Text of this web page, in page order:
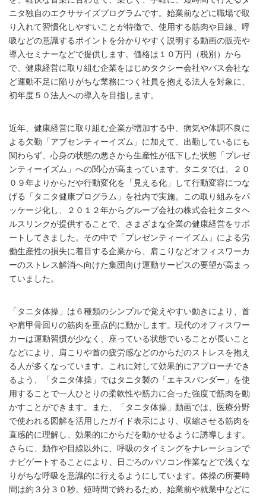
ニタ独自のエクササイズプログラムです。始業前などに職場で取
り入れて習慣化しやすいことが特徴で、使用する筋肉や目線、呼
吸などの意識するポイントを分かりやすく説明する動画の販売や
導入セミナーなどで提供します。価格は１０万円（税別）から
で、健康経営に取り組む企業をはじめタクシー会社やバス会社な
ど運動不足に陥りがちな業務につく社員を抱える法人を対象に、
初年度５０法人への導入を目指します。
近年、健康経営に取り組む企業が増加する中、病気や体調不良に
よる欠勤「アブセンティーイズム」に加えて、出勤しているにも
関わらず、心身の状態の悪さから生産性が低下した状態「プレゼ
ンティーイズム」への関心が高まっています。タニタでは、２０
０９年よりからだや行動変化を「見える化」して行動変容につな
げる「タニタ健康プログラム」を社内で実施。この取り組みをパ
ッケージ化し、２０１２年からグループ会社の株式会社タニタヘ
ルスリンクが提供することで、さまざまな企業の健康経営をサポ
ートしてきました。その中で「プレゼンティーイズム」による労
働生産性の損失に着目する企業から、肩こりなどオフィスワーカ
ーのストレス解消へ向けた集団向け運動サービスの要望が高まっ
ていました。
「タニタ体操」は６種類のシンプルで覚えやすい動きにより、首
や肩甲骨回りの筋肉を重点的に動かします。現代のオフィスワー
カーは運動習慣が少なく、座っている状態でいることが長いこと
などにより、肩こりや首の疲労感などのからだのストレスを抱え
る人が多くなっています。これに対して効果的にアプローチでき
るよう、「タニタ体操」ではタニタ製の「エキスパンダー」を使
用することで一人ひとりの柔軟性や筋力に合った強度で筋肉を動
かすことができます。また、「タニタ体操」動画では、医療分野
で使われる図解を活用したガイド表示により、収縮させる筋肉を
直感的に理解し、効果的にからだを動かせるように誘導します。
さらに、動作や目線以外に、呼吸のタイミングをナレーションで
ナビゲートすることにより、日ごろのパソコン作業などで浅くな
りがちな呼吸を意識的に行えるようにしています。体操の所要時
間は約３分３０秒。短時間で終わるため、始業前や就業中などに